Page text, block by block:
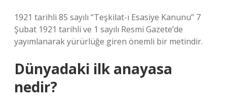
1921 tarihli 85 sayılı “Teşkilat-ı Esasiye Kanunu” 7
Şubat 1921 tarihli ve 1 sayılı Resmi Gazete’de
yayımlanarak yürürlüğe giren önemli bir metindir.
Dünyadaki ilk anayasa
nedir?